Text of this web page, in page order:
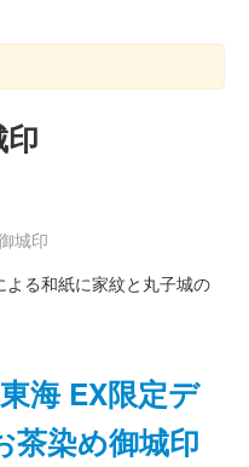
城印
る和紙に家紋と丸子城の
海 EX限定デ
茶染め御城印